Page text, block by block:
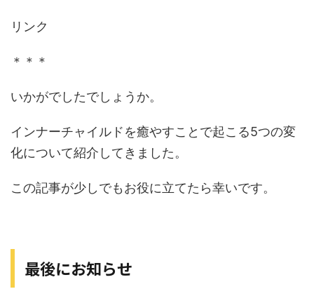
リンク
＊＊＊
いかがでしたでしょうか。
インナーチャイルドを癒やすことで起こる5つの変
化について紹介してきました。
この記事が少しでもお役に立てたら幸いです。
最後にお知らせ